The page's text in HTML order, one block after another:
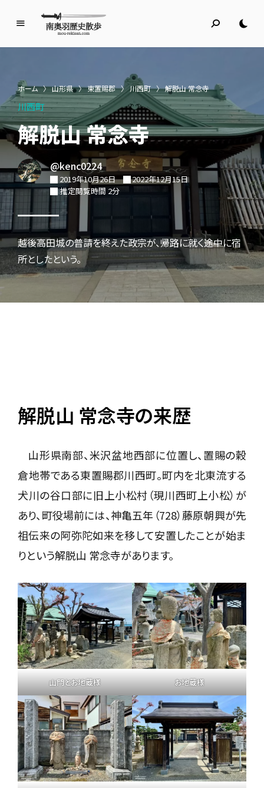
歴
史
散
歩
名所旧跡と館めぐり
ホーム 〉 山形県 〉 東置賜郡 〉 川西町 〉 解脱山 常念寺
川西町
解脱山 常念寺
@kenc0224
2019年10月26日
2022年12月15日
推定閲覧時間 2分
越後高田城の普請を終えた政宗が、帰路に就く途中に宿
所としたという。
解脱山 常念寺の来歴
山形県南部、米沢盆地西部に位置し、置賜の穀
倉地帯である東置賜郡川西町。町内を北東流する
犬川の谷口部に旧上小松村（現川西町上小松）が
あり、町役場前には、神亀五年（728）藤原朝興が先
祖伝来の阿弥陀如来を移して安置したことが始ま
りという解脱山 常念寺があります。
山門とお地蔵様 お地蔵様